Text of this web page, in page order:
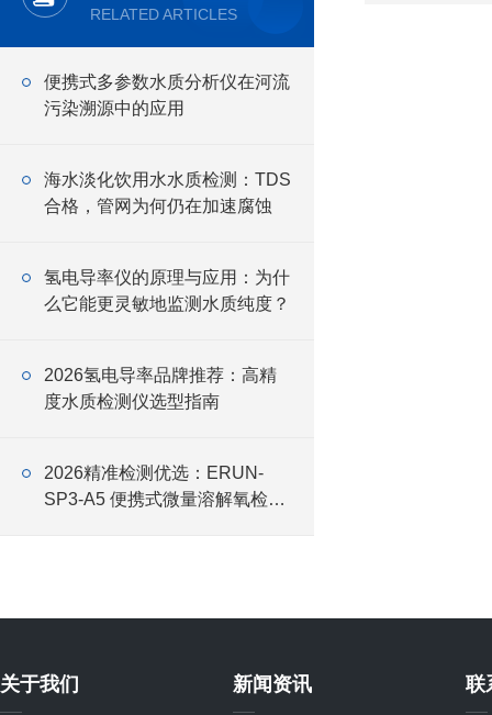
RELATED ARTICLES
便携式多参数水质分析仪在河流
污染溯源中的应用
海水淡化饮用水水质检测：TDS
合格，管网为何仍在加速腐蚀
氢电导率仪的原理与应用：为什
么它能更灵敏地监测水质纯度？
2026氢电导率品牌推荐：高精
度水质检测仪选型指南
2026精准检测优选：ERUN-
SP3-A5 便携式微量溶解氧检测
关于我们 新闻资讯 联